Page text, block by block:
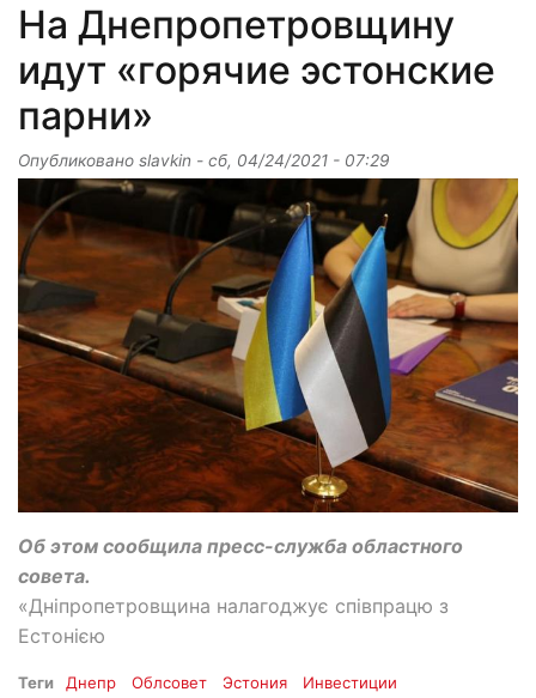
На Днепропетровщину
идут «горячие эстонские
парни»
Опубликовано slavkin - сб, 04/24/2021 - 07:29
Об этом сообщила пресс-служба областного
совета.
«Дніпропетровщина налагоджує співпрацю з
Естонією
Теги Днепр Облсовет Эстония Инвестиции